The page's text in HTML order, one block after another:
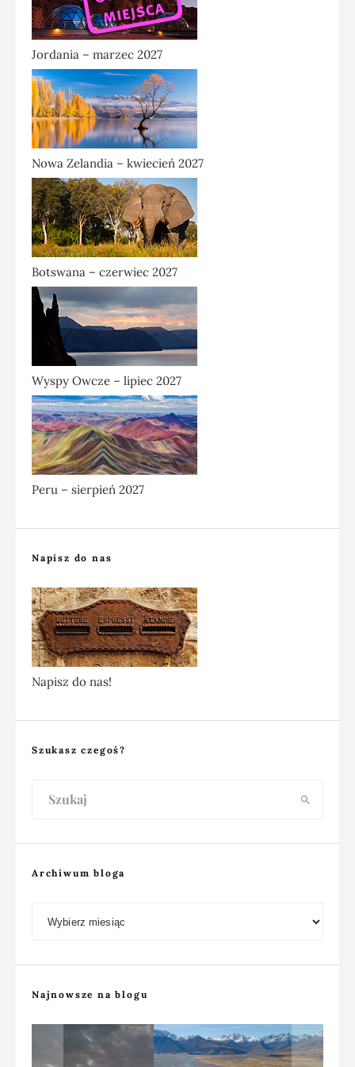
Jordania – marzec 2027
Nowa Zelandia – kwiecień 2027
Botswana – czerwiec 2027
Wyspy Owcze – lipiec 2027
Peru – sierpień 2027
Napisz do nas
Napisz do nas!
Szukasz czegoś?
Archiwum bloga
Najnowsze na blogu